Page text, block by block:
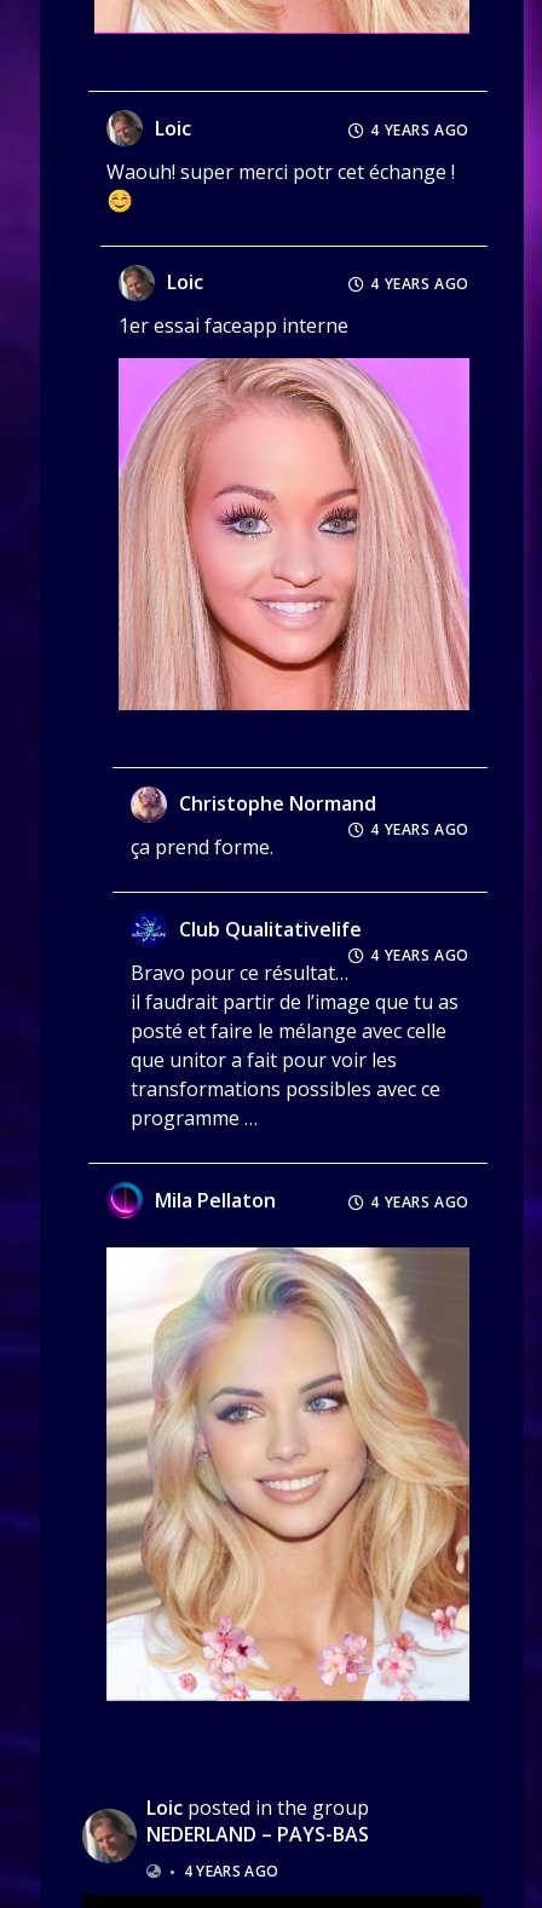
Loic 4 YEARS AGO
Waouh! super merci potr cet échange !
Loic 4 YEARS AGO
1er essai faceapp interne
Christophe Normand
4 YEARS AGO
ça prend forme.
Club Qualitativelife
4 YEARS AGO
Bravo pour ce résultat…
il faudrait partir de l’image que tu as
posté et faire le mélange avec celle
que unitor a fait pour voir les
transformations possibles avec ce
programme …
Mila Pellaton 4 YEARS AGO
Loicposted in the group
NEDERLAND – PAYS-BAS
• 4 YEARS AGO